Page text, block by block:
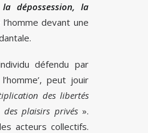
la dépossession, la
devant une
défendu par
peut jouir
des libertés
des plaisirs privés».
acteurs collectifs.